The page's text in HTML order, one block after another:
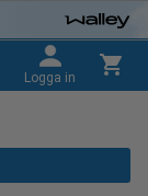
Logga in